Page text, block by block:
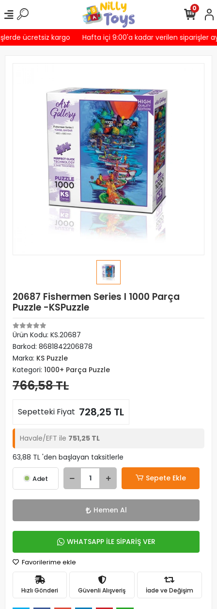
ücretsiz kargo Hafta içi 9:00'a kadar verilen siparişler
0
20687 Fishermen Series I 1000 Parça
Puzzle -KSPuzzle
Ürün Kodu: KS.20687
Barkod: 8681842206878
Marka: KS Puzzle
Kategori: 1000+ Parça Puzzle
766,58 TL
Sepetteki Fiyat 728,25 TL
Havale/EFT ile 751,25 TL
63,88 TL 'den başlayan taksitlerle
Adet Sepete Ekle
Hemen Al
WHATSAPP İLE SİPARİŞ VER
Favorilerime ekle
Hızlı Gönderi Güvenli Alışveriş İade ve Değişim